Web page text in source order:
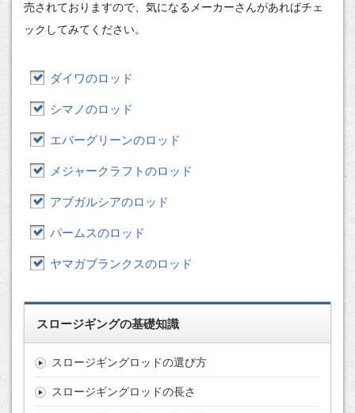
売されておりますので、気になるメーカーさんがあればチェ
ックしてみてください。
ダイワのロッド
シマノのロッド
エバーグリーンのロッド
メジャークラフトのロッド
アブガルシアのロッド
パームスのロッド
ヤマガブランクスのロッド
スロージギングの基礎知識
スロージギングロッドの選び方
スロージギングロッドの長さ